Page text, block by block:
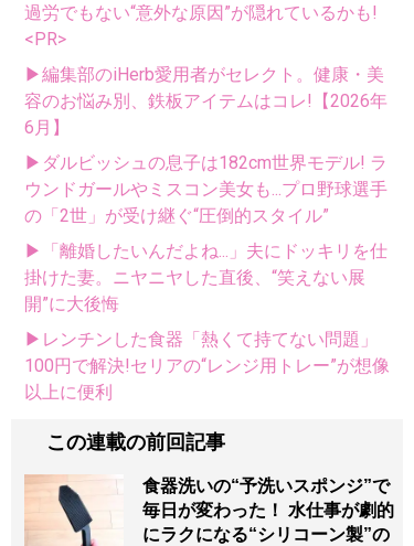
過労でもない“意外な原因”が隠れているかも!
<PR>
▶編集部のiHerb愛用者がセレクト。健康・美
容のお悩み別、鉄板アイテムはコレ!【2026年
6月】
▶ダルビッシュの息子は182cm世界モデル! ラ
ウンドガールやミスコン美女も...プロ野球選手
の「2世」が受け継ぐ“圧倒的スタイル”
▶「離婚したいんだよね...」夫にドッキリを仕
掛けた妻。ニヤニヤした直後、“笑えない展
開”に大後悔
▶レンチンした食器「熱くて持てない問題」
100円で解決!セリアの“レンジ用トレー”が想像
以上に便利
この連載の前回記事
食器洗いの“予洗いスポンジ”で
毎日が変わった！ 水仕事が劇的
にラクになる“シリコーン製”の